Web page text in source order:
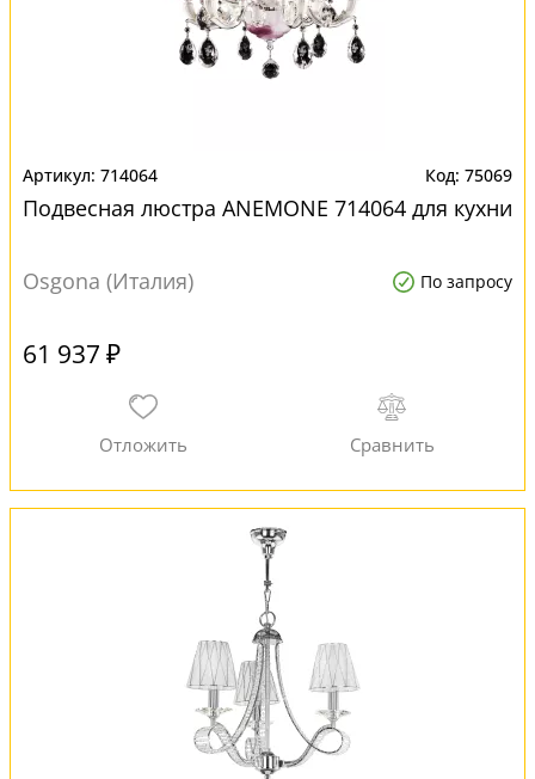
714064 75069
Подвесная люстра ANEMONE 714064 для кухни
Osgona (Италия) По запросу
61 937 ₽